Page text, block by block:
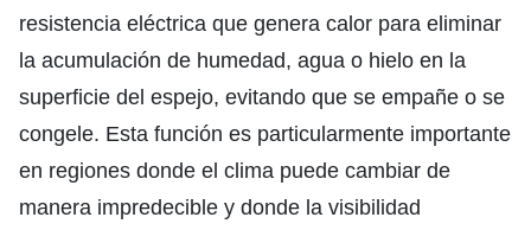
resistencia eléctrica que genera calor para eliminar
la acumulación de humedad, agua o hielo en la
superficie del espejo, evitando que se empañe o se
congele. Esta función es particularmente importante
en regiones donde el clima puede cambiar de
manera impredecible y donde la visibilidad